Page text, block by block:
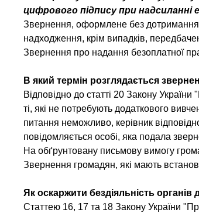
цифрового підпису при
Звернення, оформлене без дотримання
надходження, крім випадків,
Звернення про надання безоплатної
В який термін розглядається
Відповідно до статті 20 Закону
ті, які не потребують додаткового
питання неможливо, керівник
повідомляється особі, яка подала
На обґрунтовану письмову вимогу
Звернення громадян, які мають
Як оскаржити бездіяльність
Статтею 16, 17 та 18 Закону України